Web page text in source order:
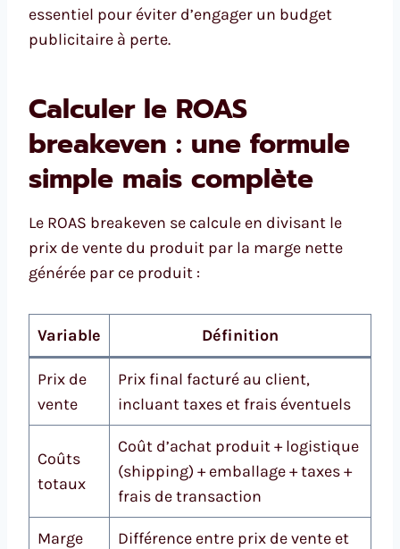
essentiel pour éviter d’engager un budget
publicitaire à perte.
Calculer le ROAS
breakeven : une formule
simple mais complète
Le ROAS breakeven se calcule en divisant le
prix de vente du produit par la marge nette
générée par ce produit :
Variable Définition
Prix de
vente
Prix final facturé au client,
incluant taxes et frais éventuels
Coûts
totaux
Coût d’achat produit + logistique
(shipping) + emballage + taxes +
frais de transaction
Marge
Différence entre prix de vente et